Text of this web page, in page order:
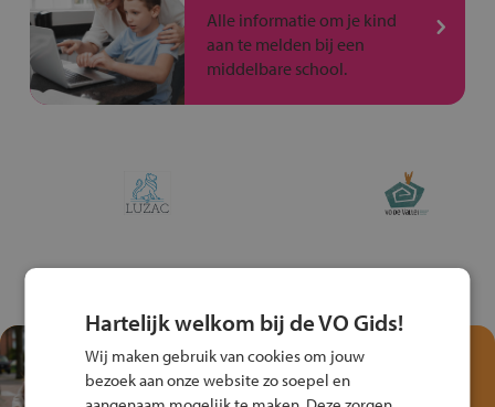
Alle informatie om je kind
aan te melden bij een
middelbare school.
Test je kennis met het
Fiets Veilig
Hartelijk welkom bij de VO Gids!
Wij maken gebruik van cookies om jouw
bezoek aan onze website zo soepel en